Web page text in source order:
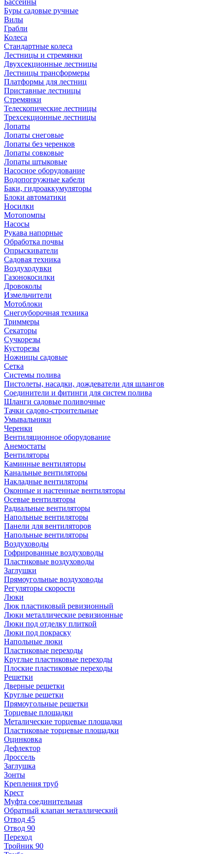
Бассейны
Буры садовые ручные
Вилы
Грабли
Колеса
Стандартные колеса
Лестницы и стремянки
Двухсекционные лестницы
Лестницы трансформеры
Платформы для лестниц
Приставные лестницы
Стремянки
Телескопические лестницы
Трехсекционные лестницы
Лопаты
Лопаты снеговые
Лопаты без черенков
Лопаты совковые
Лопаты штыковые
Насосное оборудование
Водопогружные кабели
Баки, гидроаккумуляторы
Блоки автоматики
Носилки
Мотопомпы
Насосы
Рукава напорные
Обработка почвы
Опрыскиватели
Садовая техника
Воздуходувки
Газонокосилки
Дровоколы
Измельчители
Мотоблоки
Снегоуборочная техника
Триммеры
Секаторы
Сучкорезы
Кусторезы
Ножницы садовые
Сетка
Системы полива
Пистолеты, насадки, дождеватели для шлангов
Соединители и фитинги для систем полива
Шланги садовые поливочные
Тачки садово-строительные
Умывальники
Черенки
Вентиляционное оборудование
Анемостаты
Вентиляторы
Каминные вентиляторы
Канальные вентиляторы
Накладные вентиляторы
Оконные и настенные вентиляторы
Осевые вентиляторы
Радиальные вентиляторы
Напольные вентиляторы
Панели для вентиляторов
Напольные вентиляторы
Воздуховоды
Гофрированные воздуховоды
Пластиковые воздуховоды
Заглушки
Прямоугольные воздуховоды
Регуляторы скорости
Люки
Люк пластиковый ревизионный
Люки металлические ревизионные
Люки под отделку плиткой
Люки под покраску
Напольные люки
Пластиковые переходы
Круглые пластиковые переходы
Плоские пластиковые переходы
Решетки
Дверные решетки
Круглые решетки
Прямоугольные решетки
Торцевые площадки
Металические торцевые площадки
Пластиковые торцевые площадки
Оцинковка
Дефлектор
Дроссель
Заглушка
Зонты
Крепления труб
Крест
Муфта соединительная
Обратный клапан металлический
Отвод 45
Отвод 90
Переход
Тройник 90